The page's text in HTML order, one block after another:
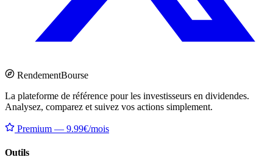
RendementBourse
La plateforme de référence pour les investisseurs en dividendes.
Analysez, comparez et suivez vos actions simplement.
Premium — 9.99€/mois
Outils